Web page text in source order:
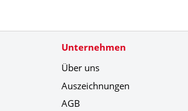
Unternehmen
Über uns
Auszeichnungen
AGB